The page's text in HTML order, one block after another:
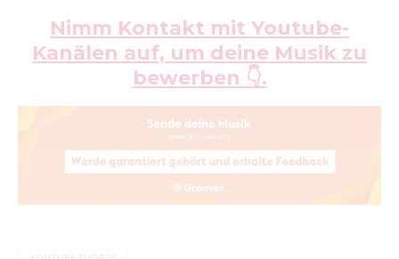
Nimm Kontakt mit Youtube-
Kanälen auf, um deine Musik zu
bewerben 👇.